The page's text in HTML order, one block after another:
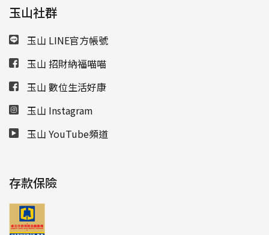
玉山社群
玉山 LINE官方帳號
玉山 招財納福喵喵
玉山 數位生活好康
玉山 Instagram
玉山 YouTube頻道
存款保險